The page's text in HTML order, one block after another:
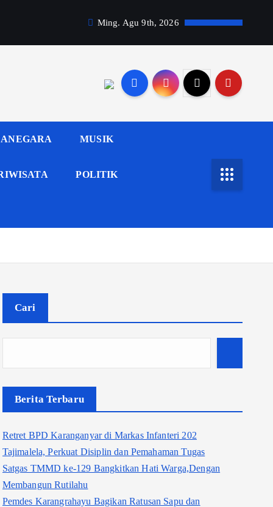
Ming. Agu 9th, 2026
MUSIK
POLITIK
Cari
Berita Terbaru
Retret BPD Karanganyar di Markas Infanteri 202
Tajimalela, Perkuat Disiplin dan Pemahaman Tugas
Satgas TMMD ke-129 Bangkitkan Hati Warga,Dengan
Membangun Rutilahu
Pemdes Karangrahayu Bagikan Ratusan Sapu dan